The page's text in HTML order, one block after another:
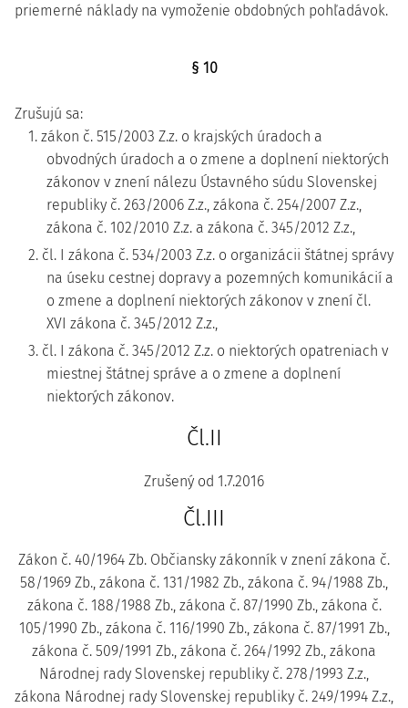
priemerné náklady na vymoženie obdobných pohľadávok.
§ 10
Zrušujú sa:
1. zákon č. 515/2003 Z.z. o krajských úradoch a
obvodných úradoch a o zmene a doplnení niektorých
zákonov v znení nálezu Ústavného súdu Slovenskej
republiky č. 263/2006 Z.z., zákona č. 254/2007 Z.z.,
zákona č. 102/2010 Z.z. a zákona č. 345/2012 Z.z.,
2. čl. I zákona č. 534/2003 Z.z. o organizácii štátnej správy
na úseku cestnej dopravy a pozemných komunikácií a
o zmene a doplnení niektorých zákonov v znení čl.
XVI zákona č. 345/2012 Z.z.,
3. čl. I zákona č. 345/2012 Z.z. o niektorých opatreniach v
miestnej štátnej správe a o zmene a doplnení
niektorých zákonov.
Čl.II
Zrušený od 1.7.2016
Čl.III
Zákon č. 40/1964 Zb. Občiansky zákonník v znení zákona č.
58/1969 Zb., zákona č. 131/1982 Zb., zákona č. 94/1988 Zb.,
zákona č. 188/1988 Zb., zákona č. 87/1990 Zb., zákona č.
105/1990 Zb., zákona č. 116/1990 Zb., zákona č. 87/1991 Zb.,
zákona č. 509/1991 Zb., zákona č. 264/1992 Zb., zákona
Národnej rady Slovenskej republiky č. 278/1993 Z.z.,
zákona Národnej rady Slovenskej republiky č. 249/1994 Z.z.,